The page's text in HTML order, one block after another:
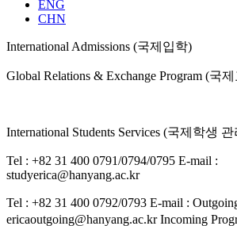
ENG
CHN
International Admissions (국제입학)
Global Relations & Exchange Program (국
International Students Services (국제학생
Tel : +82 31 400 0791/0794/0795 E-mail :
studyerica@hanyang.ac.kr
Tel : +82 31 400 0792/0793 E-mail :
ericaoutgoing@hanyang.ac.kr Incoming